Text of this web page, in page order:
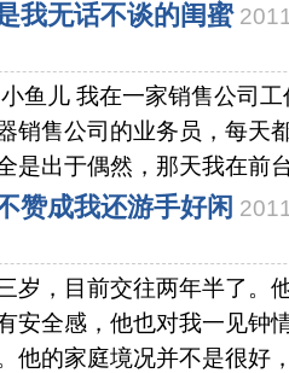
我无话不谈的闺蜜
鱼儿 我在一家销售公司
销售公司的业务员，每天
是出于偶然，那天我在前
赞成我还游手好闲
岁，目前交往两年半了。
安全感，他也对我一见钟
他的家庭境况并不是很好